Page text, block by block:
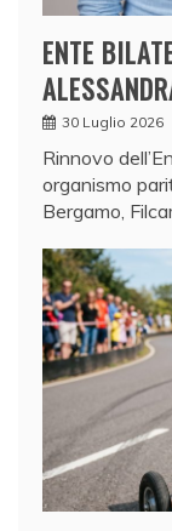
ENTE
30 Luglio 2026
Rinnovo
organismo
Bergamo,